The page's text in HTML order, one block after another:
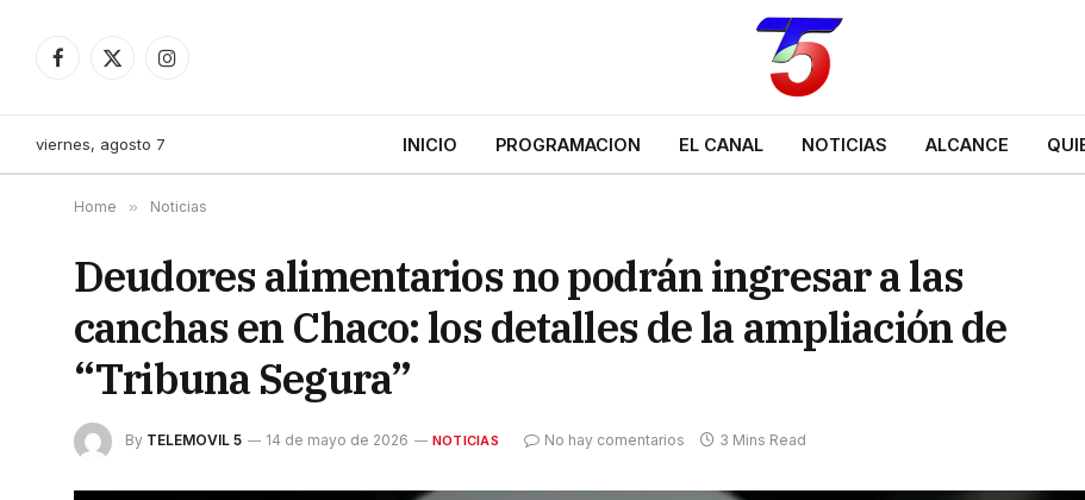
Facebook
X
Instagram
viernes, agosto 7 INICIO PROGRAMACION EL CANAL NOTICIAS ALCANCE
Home » Noticias
Deudores alimentarios no podrán ingresar a las
canchas en Chaco: los detalles de la ampliación de
“Tribuna Segura”
By TELEMOVIL 5 14 de mayo de 2026 NOTICIAS No hay comentarios 3 Mins Read